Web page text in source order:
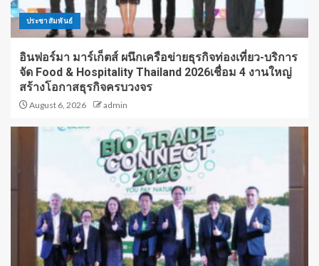
ประชาสัมพันธ์
อินฟอร์มา มาร์เก็ตส์ ผนึกเครือข่ายธุรกิจท่องเที่ยว-บริการ
จัด Food & Hospitality Thailand 2026เชื่อม 4 งานใหญ่
สร้างโอกาสธุรกิจครบวงจร
August 6, 2026 admin